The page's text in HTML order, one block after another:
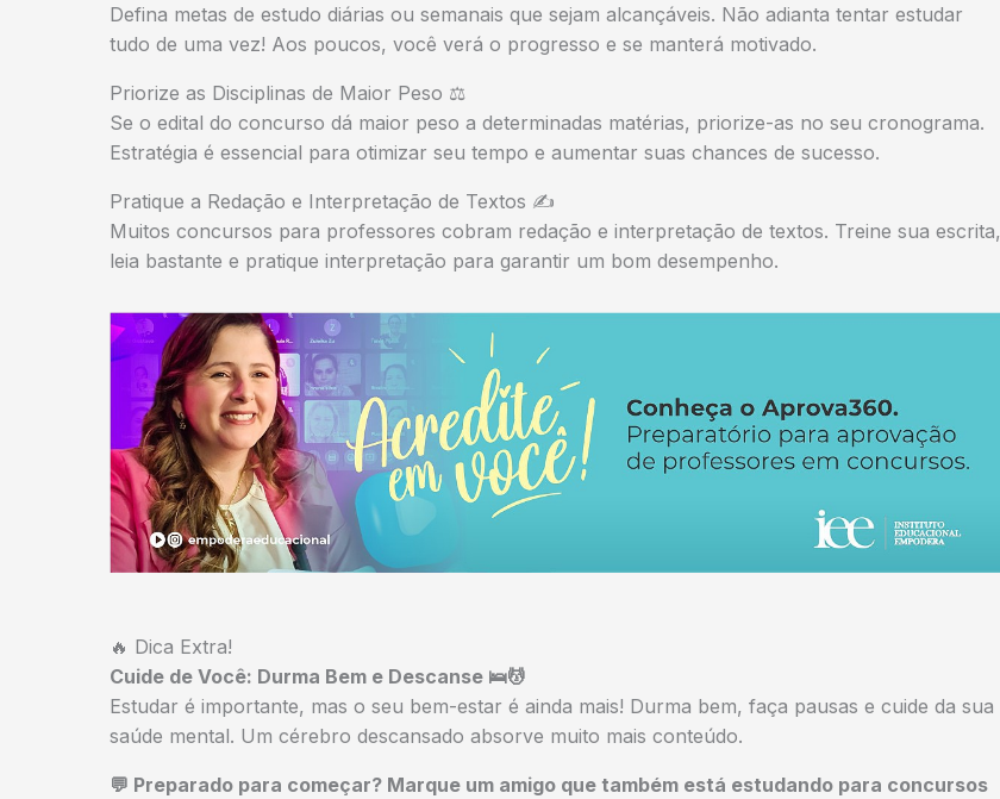
Defina metas de estudo diárias ou semanais que sejam alcançáveis. Não adianta tentar estudar
tudo de uma vez! Aos poucos, você verá o progresso e se manterá motivado.
Priorize as Disciplinas de Maior Peso ⚖️
Se o edital do concurso dá maior peso a determinadas matérias, priorize-as no seu cronograma.
Estratégia é essencial para otimizar seu tempo e aumentar suas chances de sucesso.
Pratique a Redação e Interpretação de Textos ✍️
Muitos concursos para professores cobram redação e interpretação de textos. Treine sua escrita,
leia bastante e pratique interpretação para garantir um bom desempenho.
🔥 Dica Extra!
Cuide de Você: Durma Bem e Descanse 🛌💆
Estudar é importante, mas o seu bem-estar é ainda mais! Durma bem, faça pausas e cuide da sua
saúde mental. Um cérebro descansado absorve muito mais conteúdo.
💬 Preparado para começar? Marque um amigo que também está estudando para concursos